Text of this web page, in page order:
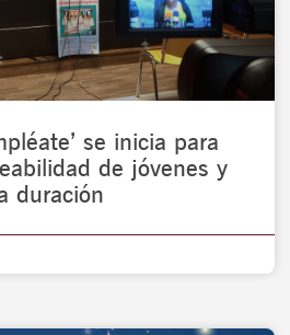
se inicia para
de jóvenes y
duración